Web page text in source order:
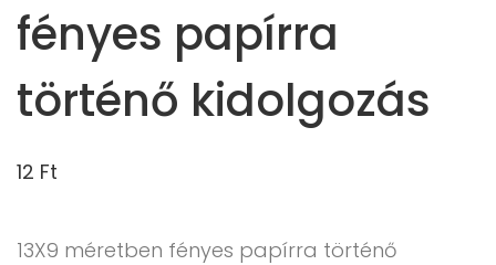
fényes papírra
történő kidolgozás
12 Ft
13X9 méretben fényes papírra történő